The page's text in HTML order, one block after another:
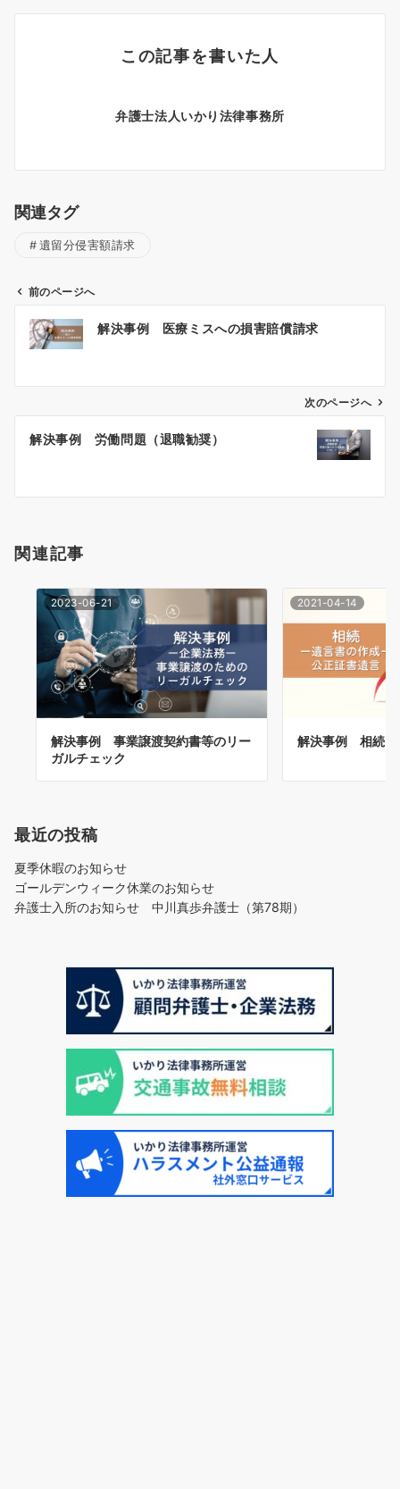
この記事を書いた人
弁護士法人いかり法律事務所
関連タグ
遺留分侵害額請求
ビ
ン
前のページへ
解決事例 医療ミスへの損害賠償請求
次のページへ
解決事例 労働問題（退職勧奨）
関連記事
2023-06-21
解決事例 事業譲渡契約書等のリー
ガルチェック
2021-04-14
解決事例 相続（
最近の投稿
夏季休暇のお知らせ
ゴールデンウィーク休業のお知らせ
弁護士入所のお知らせ 中川真歩弁護士（第78期）